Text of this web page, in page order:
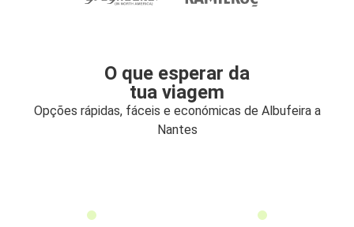
O que esperar da
tua viagem
Opções rápidas, fáceis e económicas de Albufeira a
Nantes